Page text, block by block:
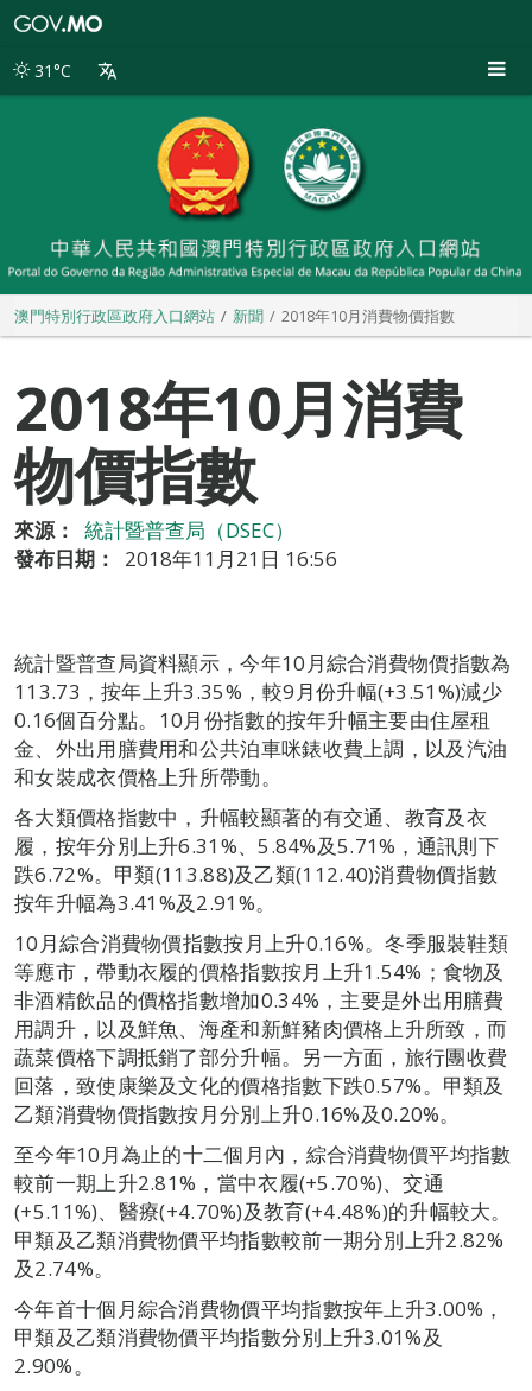
別
31°C
澳門特別行政區政府入口網站 新聞 2018年10月消費物價指數
2018年10月消費
物價指數
來源：
統計暨普查局（DSEC）
發布日期：
2018年11月21日 16:56
統計暨普查局資料顯示，今年10月綜合消費物價指數為
113.73，按年上升3.35%，較9月份升幅(+3.51%)減少
0.16個百分點。10月份指數的按年升幅主要由住屋租
金、外出用膳費用和公共泊車咪錶收費上調，以及汽油
和女裝成衣價格上升所帶動。
各大類價格指數中，升幅較顯著的有交通、教育及衣
履，按年分別上升6.31%、5.84%及5.71%，通訊則下
跌6.72%。甲類(113.88)及乙類(112.40)消費物價指數
按年升幅為3.41%及2.91%。
10月綜合消費物價指數按月上升0.16%。冬季服裝鞋類
等應市，帶動衣履的價格指數按月上升1.54%；食物及
非酒精飲品的價格指數增加0.34%，主要是外出用膳費
用調升，以及鮮魚、海產和新鮮豬肉價格上升所致，而
蔬菜價格下調抵銷了部分升幅。另一方面，旅行團收費
回落，致使康樂及文化的價格指數下跌0.57%。甲類及
乙類消費物價指數按月分別上升0.16%及0.20%。
至今年10月為止的十二個月內，綜合消費物價平均指數
較前一期上升2.81%，當中衣履(+5.70%)、交通
(+5.11%)、醫療(+4.70%)及教育(+4.48%)的升幅較大。
甲類及乙類消費物價平均指數較前一期分別上升2.82%
及2.74%。
今年首十個月綜合消費物價平均指數按年上升3.00%，
甲類及乙類消費物價平均指數分別上升3.01%及
2.90%。